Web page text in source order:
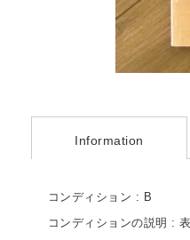
Information
コンディション : B
コンディションの説明 :